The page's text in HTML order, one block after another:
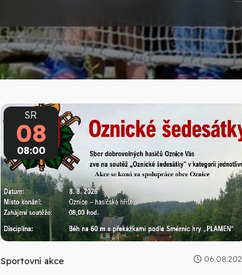
SR
08
08:00
Sportovní akce